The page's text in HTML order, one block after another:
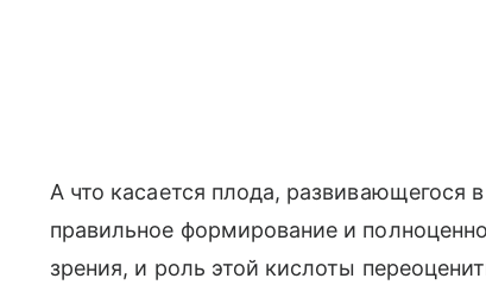
А что касается плода, развивающегося
правильное формирование и
зрения, и роль этой кислоты